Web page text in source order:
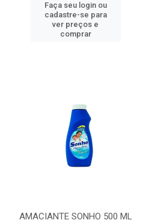
Faça seu login ou
cadastre-se para
ver preços e
comprar
AMACIANTE SONHO 500 ML